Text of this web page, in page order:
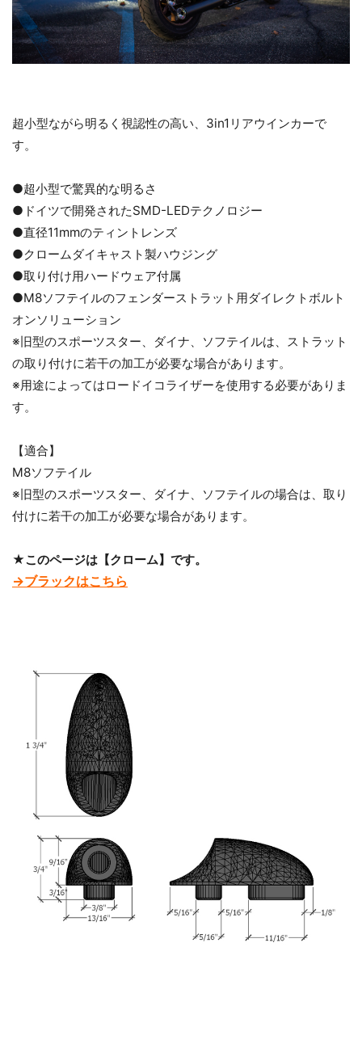
超小型ながら明るく視認性の高い、3in1リアウインカーで
す。
●超小型で驚異的な明るさ
●ドイツで開発されたSMD-LEDテクノロジー
●直径11mmのティントレンズ
●クロームダイキャスト製ハウジング
●取り付け用ハードウェア付属
●M8ソフテイルのフェンダーストラット用ダイレクトボルト
オンソリューション
※旧型のスポーツスター、ダイナ、ソフテイルは、ストラット
の取り付けに若干の加工が必要な場合があります。
※用途によってはロードイコライザーを使用する必要がありま
す。
【適合】
M8ソフテイル
※旧型のスポーツスター、ダイナ、ソフテイルの場合は、取り
付けに若干の加工が必要な場合があります。
★このページは【クローム】です。
→ブラックはこちら
お買い物を続ける